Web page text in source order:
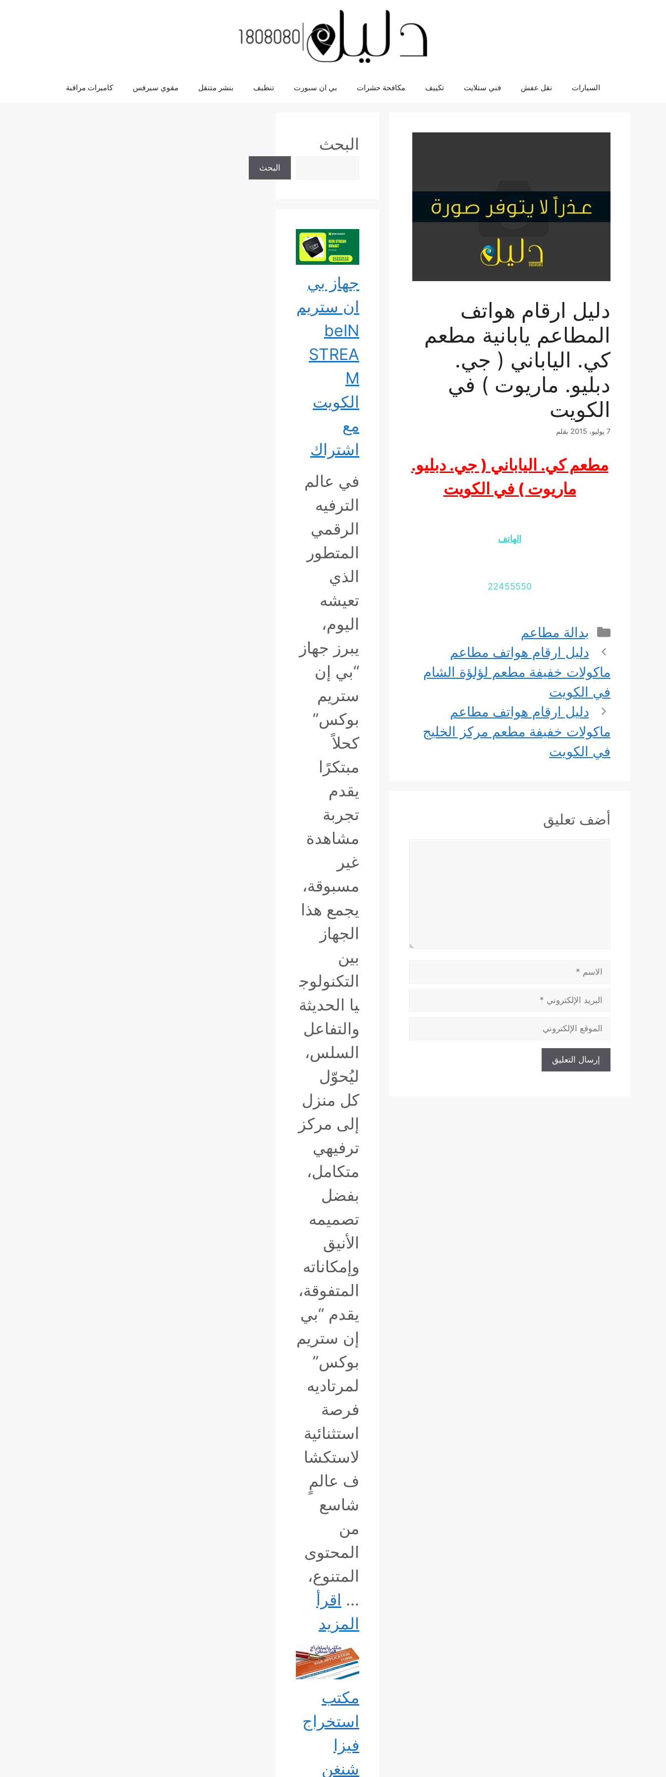
السيارات نقل عفش فني ستلايت تكييف مكافحة حشرات بي ان سبورت تنظيف بنشر متنقل مقوي سيرفس كاميرات مراقبة
دليل ارقام هواتف
المطاعم يابانية مطعم
كي. الياباني ( جي.
دبليو. ماريوت ) في
الكويت
7 يوليو، 2015 بقلم
مطعم كي. الياباني ( جي. دبليو.
ماريوت ) في الكويت
الهاتف
22455550
التصنيفات
بدالة مطاعم
دليل ارقام هواتف مطاعم
ماكولات خفيفة مطعم لؤلؤة الشام
في الكويت
دليل ارقام هواتف مطاعم
ماكولات خفيفة مطعم مركز الخليج
في الكويت
أضف تعليق
الاسم
البريد
الإلكتروني
الموقع
الإلكتروني
البحث
البحث
جهاز بي
ان ستريم
beIN
STREA
M
الكويت
مع
اشتراك
في عالم
الترفيه
الرقمي
المتطور
الذي
تعيشه
اليوم،
يبرز جهاز
“بي إن
ستريم
بوكس”
كحلاً
مبتكرًا
يقدم
تجربة
مشاهدة
غير
مسبوقة،
يجمع هذا
الجهاز
بين
التكنولوج
يا الحديثة
والتفاعل
السلس،
ليُحوّل
كل منزل
إلى مركز
ترفيهي
متكامل،
بفضل
تصميمه
الأنيق
وإمكاناته
المتفوقة،
يقدم “بي
إن ستريم
بوكس”
لمرتاديه
فرصة
استثنائية
لاستكشا
ف عالمٍ
شاسع
من
المحتوى
المتنوع،
... اقرأ
المزيد
مكتب
استخراج
فيزا
شنغن